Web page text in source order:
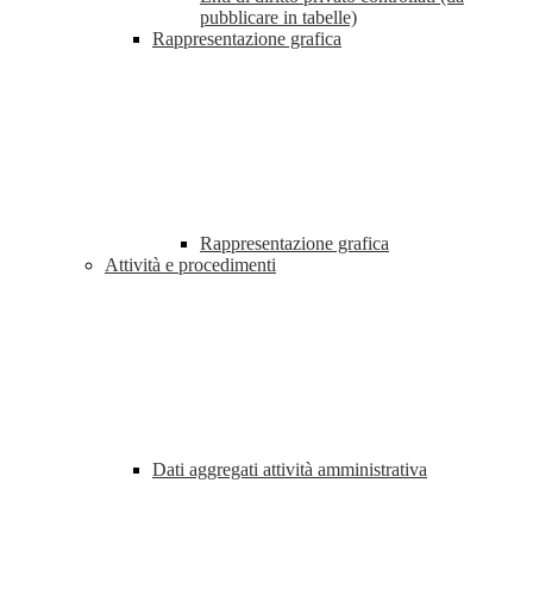
pubblicare in tabelle)
Rappresentazione grafica
Rappresentazione grafica
Attività e procedimenti
Dati aggregati attività amministrativa